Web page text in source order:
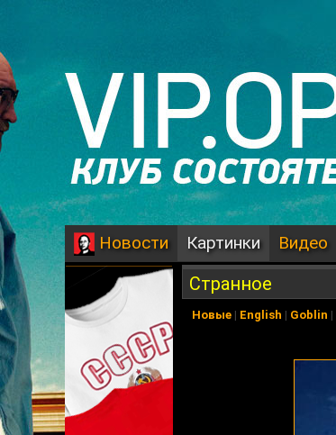
Новости Картинки Видео
Странное
Новые| English | Goblin |